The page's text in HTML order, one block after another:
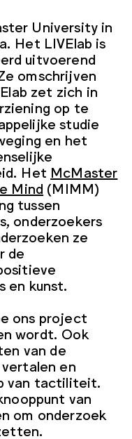
University in
Het LIVElab is
uitvoerend
omschrijven
zet zich in
op te
studie
en het
Het McMaster
Mind (MIMM)
tussen
onderzoekers
ze
de
en kunst.
ons project
wordt. Ook
van de
en
van tactiliteit.
van
om onderzoek